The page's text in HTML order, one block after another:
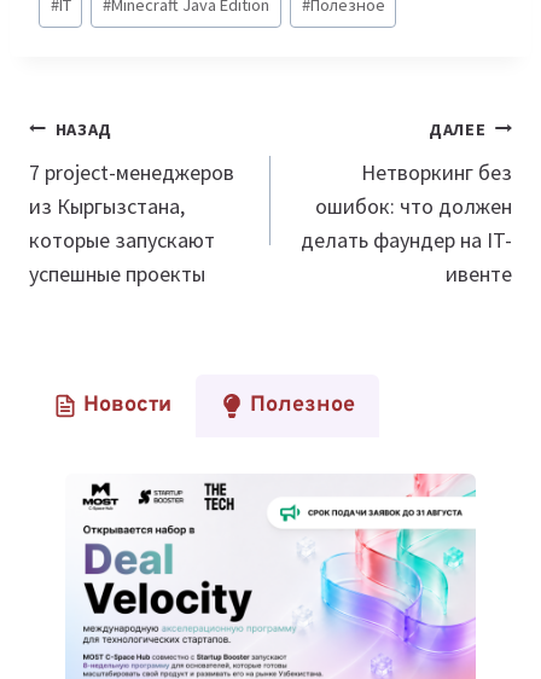
записи:
#IT #Minecraft Java Edition #Полезное
Навигация
по
записям
НАЗАД
7 project-менеджеров
из Кыргызстана,
которые запускают
успешные проекты
ДАЛЕЕ
Нетворкинг без
ошибок: что должен
делать фаундер на IT-
ивенте
Новости Полезное